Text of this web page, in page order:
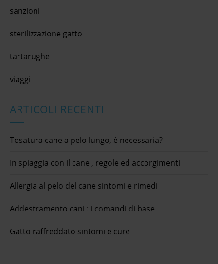
sanzioni
sterilizzazione gatto
tartarughe
viaggi
ARTICOLI RECENTI
Tosatura cane a pelo lungo, è necessaria?
In spiaggia con il cane , regole ed accorgimenti
Allergia al pelo del cane sintomi e rimedi
Addestramento cani : i comandi di base
Gatto raffreddato sintomi e cure